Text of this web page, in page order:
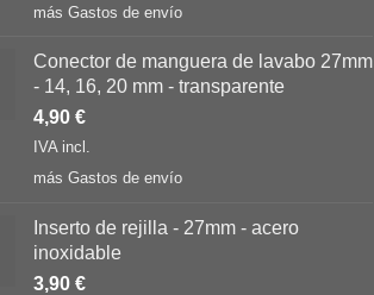
más Gastos de envío
Conector de manguera de lavabo 27mm
- 14, 16, 20 mm - transparente
4,90 €
IVA incl.
más Gastos de envío
Inserto de rejilla - 27mm - acero
inoxidable
3,90 €